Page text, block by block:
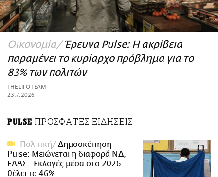
ΑΜΠΑ
PRINT
Οικονομία Έρευνα Pulse: Η ακρίβεια
παραμένει το κυρίαρχο πρόβλημα για το
83% των πολιτών
THE LIFO TEAM
23.7.2026
PULSE ΠΡΟΣΦΑΤΕΣ ΕΙΔΗΣΕΙΣ
Πολιτική
Δημοσκόπηση
Pulse: Μειώνεται η διαφορά ΝΔ,
ΕΛΑΣ - Εκλογές μέσα στο 2026
θέλει το 46%